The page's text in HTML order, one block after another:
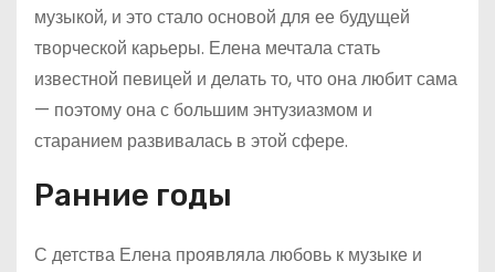
музыкой, и это стало основой для ее будущей
творческой карьеры. Елена мечтала стать
известной певицей и делать то, что она любит сама
— поэтому она с большим энтузиазмом и
старанием развивалась в этой сфере.
Ранние годы
С детства Елена проявляла любовь к музыке и